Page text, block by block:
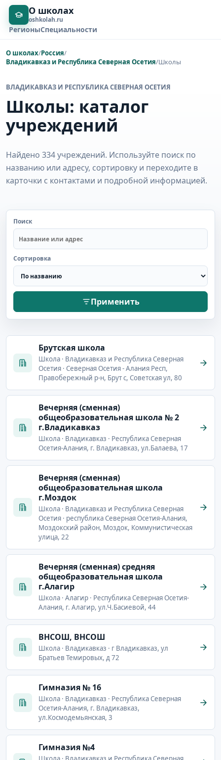
О школах
oshkolah.ru
РегионыСпециальности
О школах/Россия/
Владикавказ и Республика Северная Осетия/Школы
ВЛАДИКАВКАЗ И РЕСПУБЛИКА СЕВЕРНАЯ ОСЕТИЯ
Школы: каталог
учреждений
Найдено 334 учреждений. Используйте поиск по
названию или адресу, сортировку и переходите в
карточки с контактами и подробной информацией.
Поиск
Сортировка
Применить
Брутская школа
Школа · Владикавказ и Республика Северная
Осетия · Северная Осетия - Алания Респ,
Правобережный р-н, Брут с, Советская ул, 80
Вечерняя (сменная)
общеобразовательная школа № 2
г.Владикавказ
Школа · Владикавказ · Республика Северная
Осетия-Алания, г. Владикавказ, ул.Балаева, 17
Вечерняя (сменная)
общеобразовательная школа
г.Моздок
Школа · Владикавказ и Республика Северная
Осетия · республика Северная Осетия-Алания,
Моздокский район, Моздок, Коммунистическая
улица, 22
Вечерняя (сменная) средняя
общеобразовательная школа
г.Алагир
Школа · Алагир · Республика Северная Осетия-
Алания, г. Алагир, ул.Ч.Басиевой, 44
ВНСОШ, ВНСОШ
Школа · Владикавказ · г Владикавказ, ул
Братьев Темировых, д 72
Гимназия № 16
Школа · Владикавказ · Республика Северная
Осетия-Алания, г. Владикавказ,
ул.Космодемьянская, 3
Гимназия №4